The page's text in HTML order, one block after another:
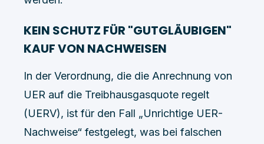
KEIN SCHUTZ FÜR "GUTGLÄUBIGEN"
KAUF VON NACHWEISEN
In der Verordnung, die die Anrechnung von
UER auf die Treibhausgasquote regelt
(UERV), ist für den Fall „Unrichtige UER-
Nachweise“ festgelegt, was bei falschen